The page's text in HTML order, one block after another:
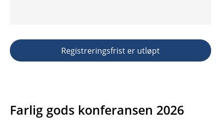
Farlig gods konferansen 2026
Registreringsfrist er utløpt